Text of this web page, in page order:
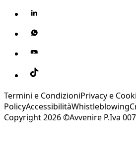
Termini e CondizioniPrivacy e
PolicyAccessibilitàWhistleblowing
Copyright 2026 ©Avvenire P.Iva